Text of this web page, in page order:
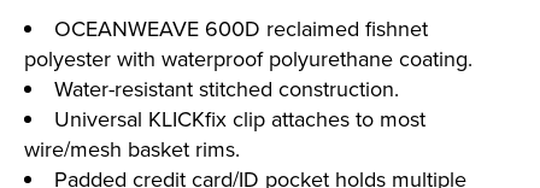
OCEANWEAVE 600D reclaimed fishnet
polyester with waterproof polyurethane coating.
Water-resistant stitched construction.
Universal KLICKfix clip attaches to most
wire/mesh basket rims.
Padded credit card/ID pocket holds multiple